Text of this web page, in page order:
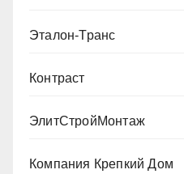
Эталон-Транс
Контраст
ЭлитСтройМонтаж
Компания Крепкий Дом